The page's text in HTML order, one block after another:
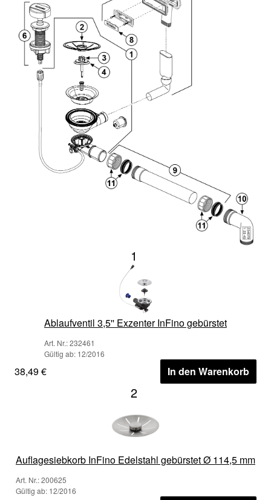
1
Ablaufventil 3,5'' Exzenter InFino gebürstet
Art. Nr.: 232461
Gültig ab: 12/2016
38,49 € In den Warenkorb
2
Auflagesiebkorb InFino Edelstahl gebürstet Ø 114,5 mm
Art. Nr.: 200625
Gültig ab: 12/2016